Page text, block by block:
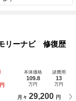
リーナビ 修復歴
本体価格
109.8
万円
諸費用
13
万円
月々 29,200 円